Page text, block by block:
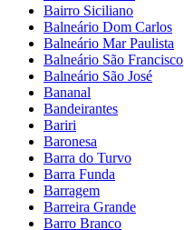
Bairro Siciliano
Balneário Dom Carlos
Balneário Mar Paulista
Balneário São Francisco
Balneário São José
Bananal
Bandeirantes
Bariri
Baronesa
Barra do Turvo
Barra Funda
Barragem
Barreira Grande
Barro Branco